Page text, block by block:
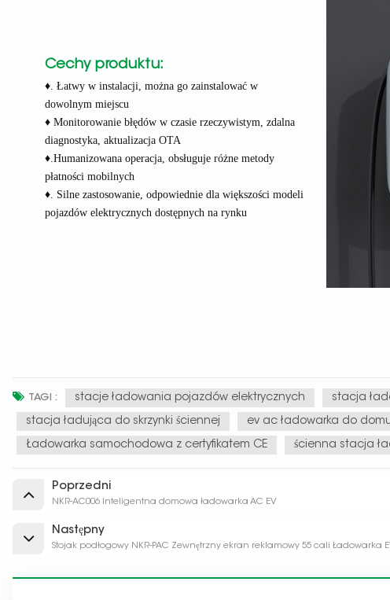
Cechy produktu:
♦. Łatwy w instalacji, można go zainstalować w
dowolnym miejscu
♦ Monitorowanie błędów w czasie rzeczywistym, zdalna
diagnostyka, aktualizacja OTA
♦.Humanizowana operacja, obsługuje różne metody
płatności mobilnych
♦. Silne zastosowanie, odpowiednie dla większości modeli
pojazdów elektrycznych dostępnych na rynku
TAGI : stacje ładowania pojazdów elektrycznych stacja
stacja ładująca do skrzynki ściennej ev ac ładowarka do
Ładowarka samochodowa z certyfikatem CE ścienna stacja
Poprzedni
NKR-AC006 Inteligentna domowa ładowarka AC EV
Następny
Stojak podłogowy NKR-PAC Zewnętrzny ekran reklamowy 55 cali Ładowarka